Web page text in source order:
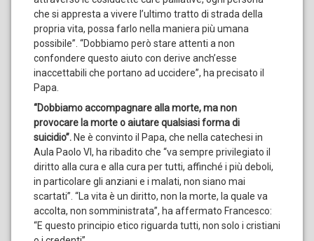
che si appresta a vivere l’ultimo tratto di strada della
propria vita, possa farlo nella maniera più umana
possibile”. “Dobbiamo però stare attenti a non
confondere questo aiuto con derive anch’esse
inaccettabili che portano ad uccidere”, ha precisato il
Papa.
“Dobbiamo accompagnare alla morte, ma non
provocare la morte o aiutare qualsiasi forma di
suicidio”. Ne è convinto il Papa, che nella catechesi in
Aula Paolo VI, ha ribadito che “va sempre privilegiato il
diritto alla cura e alla cura per tutti, affinché i più deboli,
in particolare gli anziani e i malati, non siano mai
scartati”. “La vita è un diritto, non la morte, la quale va
accolta, non somministrata”, ha affermato Francesco:
“E questo principio etico riguarda tutti, non solo i cristiani